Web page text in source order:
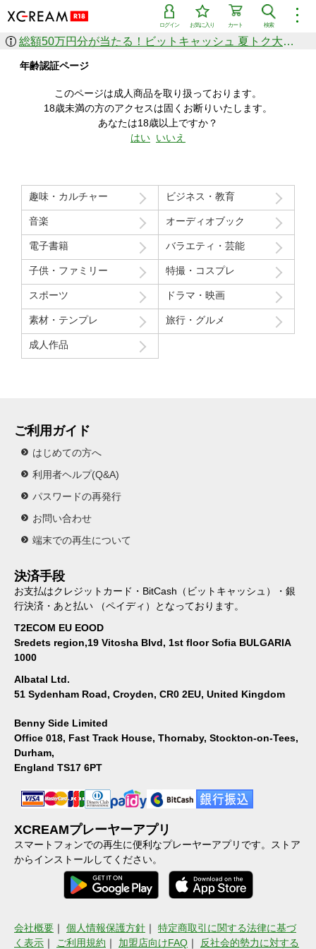
︙
検索
カート
お気に入り
ログイン
作品を探す
ジャンル
シリーズ
人気のセール中商品
新着セール中商品
すべての作品から探す
価格の安い順
価格の高い順
月間ランキング
年間ランキング
総額50万円分が当たる！ビットキャッシュ 夏トク大感謝祭
年齢認証ページ
このページは成人商品を取り扱っております。
18歳未満の方のアクセスは固くお断りいたします。
あなたは18歳以上ですか？
はい いいえ
趣味・カルチャー ビジネス・教育
音楽 オーディオブック
電子書籍 バラエティ・芸能
子供・ファミリー 特撮・コスプレ
スポーツ ドラマ・映画
素材・テンプレ 旅行・グルメ
成人作品
ご利用ガイド
はじめての方へ
利用者ヘルプ(Q&A)
パスワードの再発行
お問い合わせ
端末での再生について
決済手段
お支払はクレジットカード・BitCash（ビットキャッシュ）・銀
行決済・あと払い （ペイディ）となっております。
T2ECOM EU EOOD
Sredets region,19 Vitosha Blvd, 1st floor Sofia BULGARIA
1000
Albatal Ltd.
51 Sydenham Road, Croyden, CR0 2EU, United Kingdom
Benny Side Limited
Office 018, Fast Track House, Thornaby, Stockton-on-Tees,
Durham,
England TS17 6PT
XCREAMプレーヤーアプリ
スマートフォンでの再生に便利なプレーヤーアプリです。ストア
からインストールしてください。
会社概要 ｜ 個人情報保護方針 ｜ 特定商取引に関する法律に基づ
く表示 ｜ ご利用規約 ｜ 加盟店向けFAQ ｜ 反社会的勢力に対する